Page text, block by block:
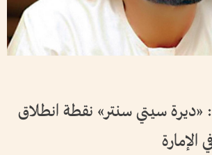
سيتي سنتر» نقطة انطلاق